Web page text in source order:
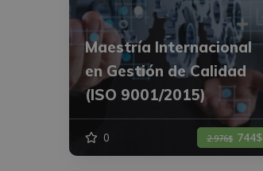
Maestría Internacional
en Gestión de Calidad
(ISO 9001/2015)
0 2.976$ 744$